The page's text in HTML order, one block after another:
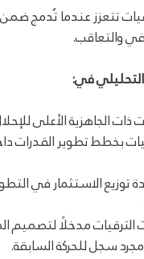
تتعزز عندما تُدمج
والتعاقب.
في:
ذات الجاهزية الأعلى
بخطط تطوير القدرات
توزيع الاستثمار في
الترقيات مدخلًا لتصميم
سجل للحركة السابقة.